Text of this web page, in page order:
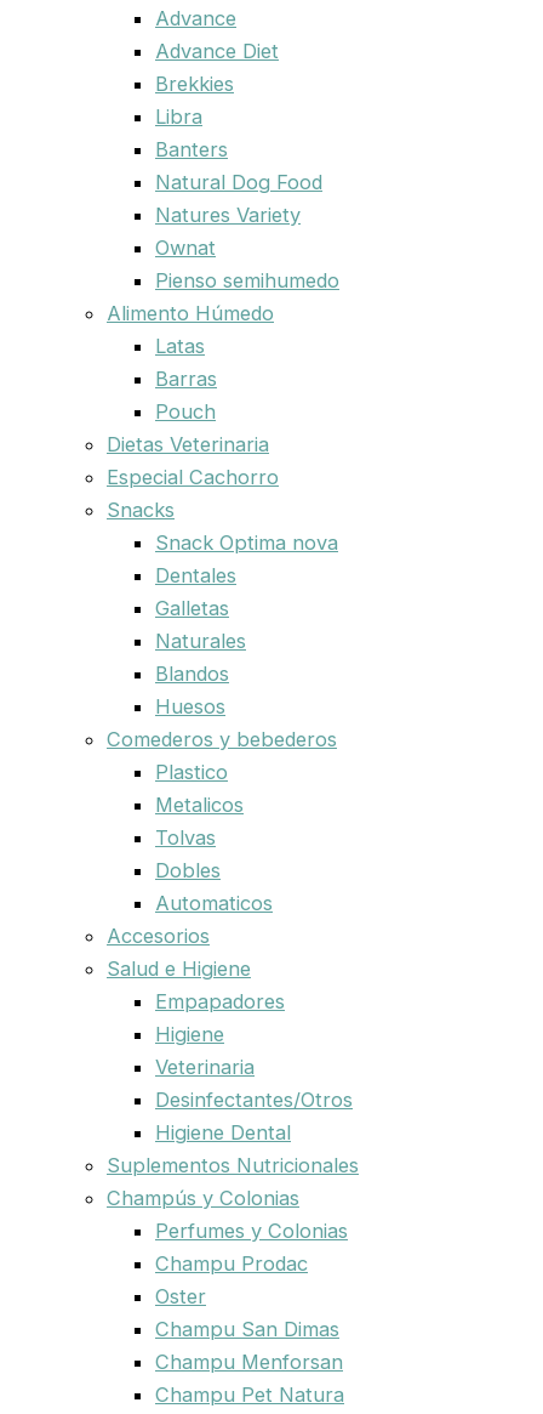
Advance
Advance Diet
Brekkies
Libra
Banters
Natural Dog Food
Natures Variety
Ownat
Pienso semihumedo
Alimento Húmedo
Latas
Barras
Pouch
Dietas Veterinaria
Especial Cachorro
Snacks
Snack Optima nova
Dentales
Galletas
Naturales
Blandos
Huesos
Comederos y bebederos
Plastico
Metalicos
Tolvas
Dobles
Automaticos
Accesorios
Salud e Higiene
Empapadores
Higiene
Veterinaria
Desinfectantes/Otros
Higiene Dental
Suplementos Nutricionales
Champús y Colonias
Perfumes y Colonias
Champu Prodac
Oster
Champu San Dimas
Champu Menforsan
Champu Pet Natura